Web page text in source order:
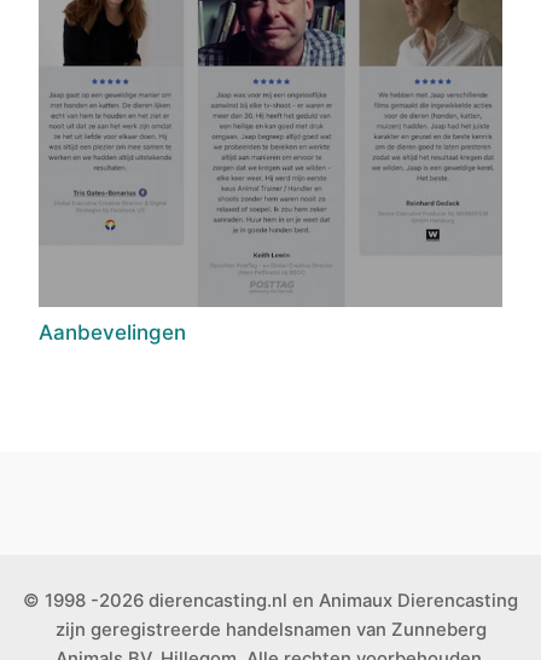
Aanbevelingen
© 1998 -2026 dierencasting.nl en Animaux Dierencasting
zijn geregistreerde handelsnamen van Zunneberg